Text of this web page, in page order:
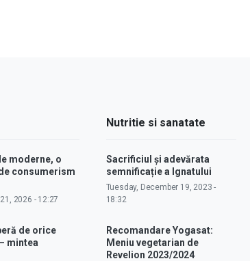
moderne, o
consumerism
2026 - 12:27
de orice
mintea
Nutritie si sanatate
Sacrificiul și adevărata
semnificație a Ignatului
Tuesday, December 19, 2023 -
18:32
Recomandare Yogasat:
Meniu vegetarian de
Revelion 2023/2024